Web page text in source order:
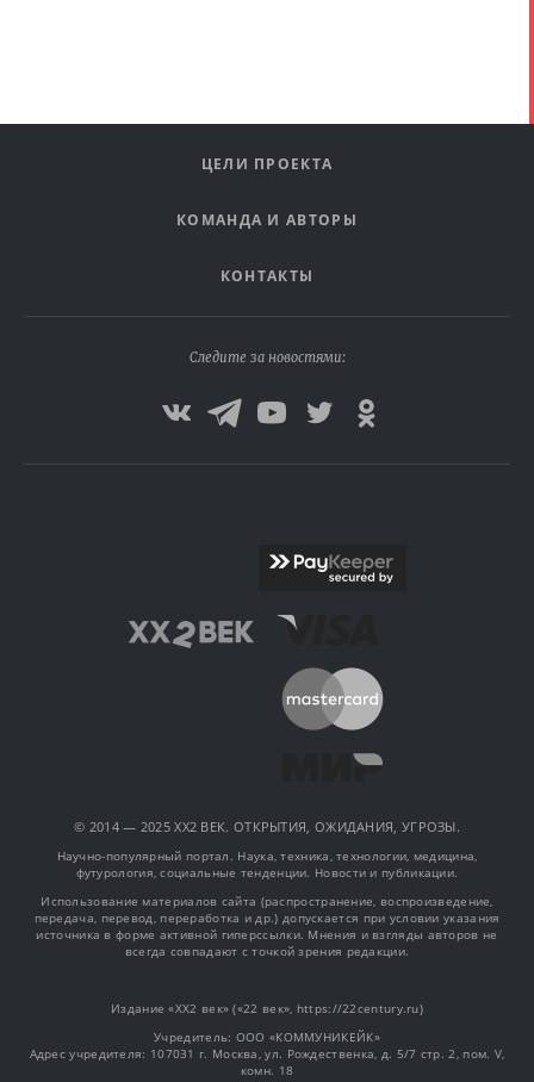
ЦЕЛИ ПРОЕКТА
КОМАНДА И АВТОРЫ
КОНТАКТЫ
Следите за новостями:
© 2014 — 2025 XX2 ВЕК. ОТКРЫТИЯ, ОЖИДАНИЯ, УГРОЗЫ.
Научно-популярный портал. Наука, техника, технологии, медицина,
футурология, социальные тенденции. Новости и публикации.
Использование материалов сайта (распространение, воспроизведение,
передача, перевод, переработка и др.) допускается при условии указания
источника в форме активной гиперссылки. Мнения и взгляды авторов не
всегда совпадают с точкой зрения редакции.
Издание «XX2 век» («22 век», https://22century.ru)
Учредитель: OOO «КОММУНИКЕЙК»
Адрес учредителя: 107031 г. Москва, ул. Рождественка, д. 5/7 стр. 2, пом. V,
комн. 18